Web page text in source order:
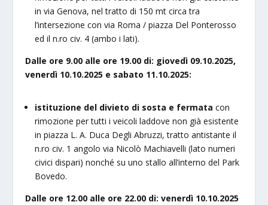
in via Genova, nel tratto di 150 mt circa tra
l’intersezione con via Roma / piazza Del Ponterosso
ed il n.ro civ. 4 (ambo i lati).
Dalle ore 9.00 alle ore 19.00 di: giovedì 09.10.2025,
venerdì 10.10.2025 e sabato 11.10.2025:
istituzione del divieto di sosta e fermata con
rimozione per tutti i veicoli laddove non già esistente
in piazza L. A. Duca Degli Abruzzi, tratto antistante il
n.ro civ. 1 angolo via Nicolò Machiavelli (lato numeri
civici dispari) nonché su uno stallo all’interno del Park
Bovedo.
Dalle ore 12.00 alle ore 22.00 di: venerdì 10.10.2025